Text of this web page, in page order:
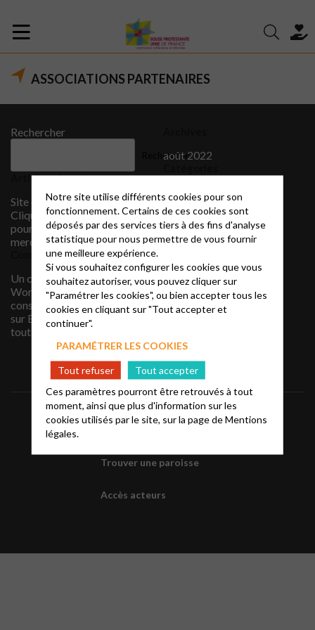
ASSOCIATIONS PARTENAIRES
Rechercher
Rechercher
Articles récents
Site en construction …
Cliquez sur EPUDF ALES
pour toute information,
merci !
Commentaires récents
Un commentateur
WordPresssurSite en
construction … Cliquez
sur EPUDF ALES pour
toute information, merci !
août 2022
CIMADE
Bassin Alésien
Trouver une paroisse
Accès acteurs
Notre site utilise différents cookies pour son
fonctionnement. Certains de ces cookies sont
déposés par des services tiers à des fins d'analyse
statistique pour nous permettre de vous fournir
une meilleure expérience.
Si vous souhaitez configurer les cookies que vous
souhaitez autoriser, vous pouvez cliquer sur
"Paramétrer les cookies", ou bien accepter tous les
cookies en cliquant sur "Tout accepter et
continuer".
PARAMÉTRER LES COOKIES
Tout refuser
Tout accepter
Ces paramètres pourront être retrouvés à tout
moment, ainsi que plus d'information sur les
cookies utilisés par le site, sur la page deMentions
légales.